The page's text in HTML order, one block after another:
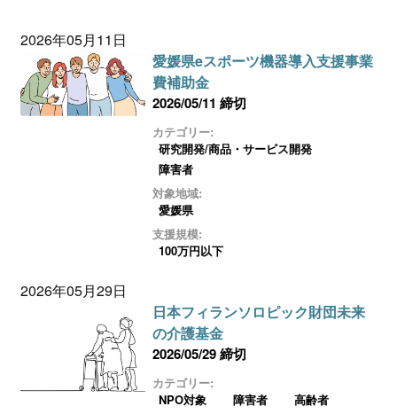
2026年05月11日
愛媛県eスポーツ機器導入支援事業
費補助金
2026/05/11 締切
カテゴリー:
研究開発/商品・サービス開発
障害者
対象地域:
愛媛県
支援規模:
100万円以下
2026年05月29日
日本フィランソロピック財団未来
の介護基金
2026/05/29 締切
カテゴリー:
NPO対象
障害者
高齢者